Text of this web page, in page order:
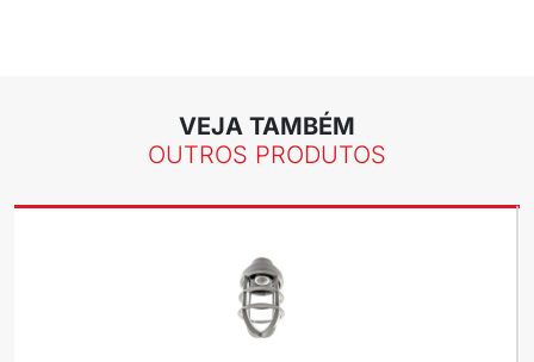
VEJA TAMBÉM
OUTROS PRODUTOS